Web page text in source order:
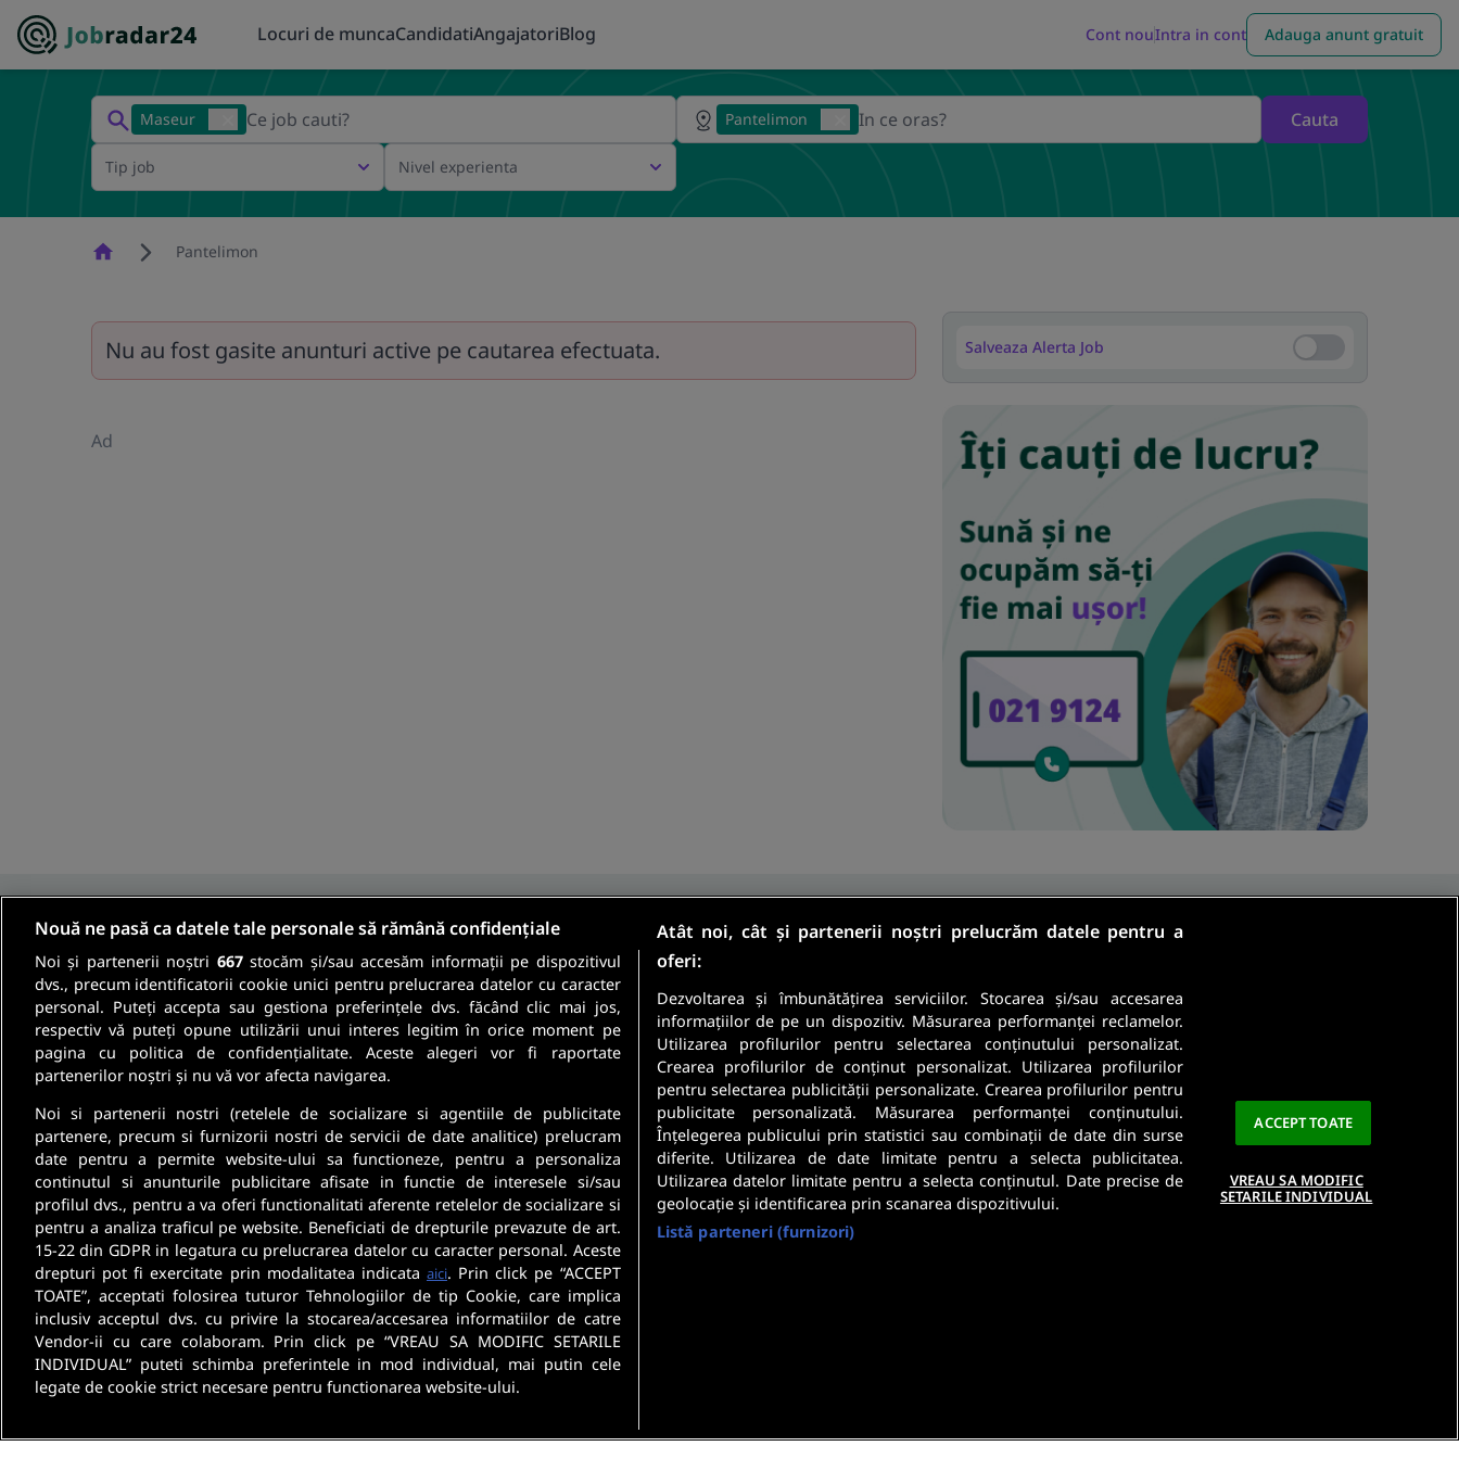
Locuri de muncaCandidatiAngajatoriBlog Cont nouIntra in cont Adauga anunt gratuit
Maseur Pantelimon Cauta
Tip job Nivel experienta
HomepagePantelimon
Nu au fost gasite anunturi active pe cautarea efectuata.
Ad
Salveaza Alerta Job Salveaza Alerta Job
Fii informat
Aboneaza-te la newsletter-ul nostru si primeste cele mai recente
oferte de munca si informatii despre cariera direct in inbox-ul tau.
Sunt angajator
Securitatea datelor dumneavoastra este importanta pentru noi. CitestePolitica De
Confidentialitate.
Nouă ne pasă ca datele tale personale să rămână confidențiale
Noi și partenerii noștri 667stocăm și/sau accesăm informații pe dispozitivul
dvs., precum identificatorii cookie unici pentru prelucrarea datelor cu caracter
personal. Puteți accepta sau gestiona preferințele dvs. făcând clic mai jos,
respectiv vă puteți opune utilizării unui interes legitim în orice moment pe
pagina cu politica de confidențialitate. Aceste alegeri vor fi raportate
partenerilor noștri și nu vă vor afecta navigarea.
Noi si partenerii nostri (retelele de socializare si agentiile de publicitate
partenere, precum si furnizorii nostri de servicii de date analitice) prelucram
date pentru a permite website-ului sa functioneze, pentru a personaliza
continutul si anunturile publicitare afisate in functie de interesele si/sau
profilul dvs., pentru a va oferi functionalitati aferente retelelor de socializare si
pentru a analiza traficul pe website. Beneficiati de drepturile prevazute de art.
15-22 din GDPR in legatura cu prelucrarea datelor cu caracter personal. Aceste
drepturi pot fi exercitate prin modalitatea indicata aici. Prin click pe “ACCEPT
TOATE”, acceptati folosirea tuturor Tehnologiilor de tip Cookie, care implica
inclusiv acceptul dvs. cu privire la stocarea/accesarea informatiilor de catre
Vendor-ii cu care colaboram. Prin click pe “VREAU SA MODIFIC SETARILE
INDIVIDUAL” puteti schimba preferintele in mod individual, mai putin cele
legate de cookie strict necesare pentru functionarea website-ului.
Atât noi, cât și partenerii noștri prelucrăm datele pentru a
oferi:
Dezvoltarea și îmbunătățirea serviciilor. Stocarea și/sau accesarea
informațiilor de pe un dispozitiv. Măsurarea performanței reclamelor.
Utilizarea profilurilor pentru selectarea conținutului personalizat.
Crearea profilurilor de conținut personalizat. Utilizarea profilurilor
pentru selectarea publicității personalizate. Crearea profilurilor pentru
publicitate personalizată. Măsurarea performanței conținutului.
Înțelegerea publicului prin statistici sau combinații de date din surse
diferite. Utilizarea de date limitate pentru a selecta publicitatea.
Utilizarea datelor limitate pentru a selecta conținutul. Date precise de
geolocație și identificarea prin scanarea dispozitivului.
Listă parteneri (furnizori)
ACCEPT TOATE
VREAU SA MODIFIC
SETARILE INDIVIDUAL